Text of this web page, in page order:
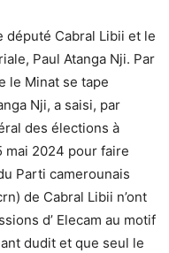
Cabral Libii et le
Paul Atanga Nji. Par
le Minat se tape
Nji, a saisi, par
des élections à
mai 2024 pour faire
Parti camerounais
de Cabral Libii n’ont
d’ Elecam au motif
dudit et que seul le